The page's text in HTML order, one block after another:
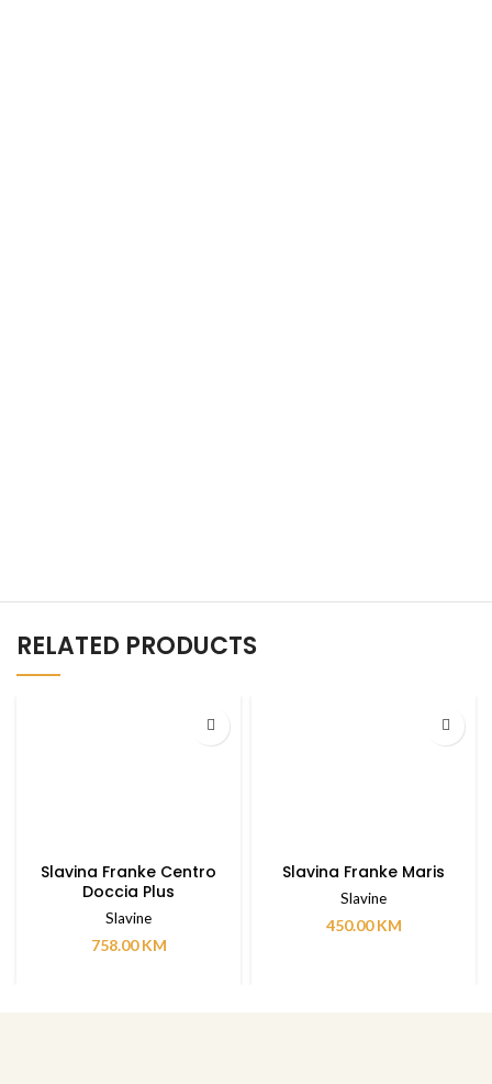
RELATED PRODUCTS
Slavina Franke Centro
Doccia Plus
Slavine
758.00KM
Slavina Franke Maris
Slavine
450.00KM